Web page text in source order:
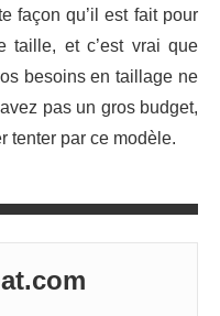
façon qu’il est fait pour
taille, et c’est vrai que
besoins en taillage ne
pas un gros budget,
tenter par ce modèle.